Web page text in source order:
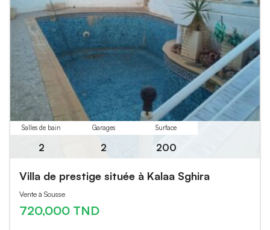
Salles de bain
2
Garages
2
Surface
200
Villa de prestige située à Kalaa Sghira
Vente à Sousse
720,000 TND